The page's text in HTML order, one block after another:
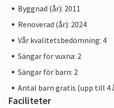
ett gratis inträde till poolen
vistelse. När du använder
engångsresan tur och retur
(endast i samband med
information med dina
servicepersonalen på plats.
- Identiska
- Några av bilderna kan vara
Byggnad (år): 2011
Renoverad (år): 2024
Vår kvalitetsbedömning: 4
Sängar för vuxna: 2
Sängar för barn: 2
Antal barn gratis (upp till 4
Faciliteter